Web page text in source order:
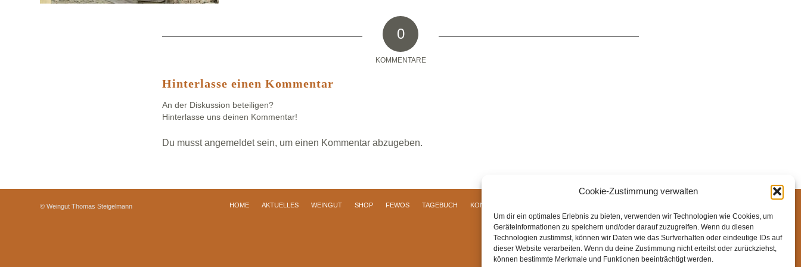
Cookie-Zustimmung verwalten
Um dir ein optimales Erlebnis zu bieten, verwenden wir Technologien wie Cookies, um
Geräteinformationen zu speichern und/oder darauf zuzugreifen. Wenn du diesen
Technologien zustimmst, können wir Daten wie das Surfverhalten oder eindeutige IDs auf
dieser Website verarbeiten. Wenn du deine Zustimmung nicht erteilst oder zurückziehst,
können bestimmte Merkmale und Funktionen beeinträchtigt werden.
0
KOMMENTARE
Hinterlasse einen Kommentar
An der Diskussion beteiligen?
Hinterlasse uns deinen Kommentar!
Du musstangemeldetsein, um einen Kommentar abzugeben.
© Weingut Thomas Steigelmann HOME AKTUELLES WEINGUT SHOP FEWOS TAGEBUCH KONTAKT